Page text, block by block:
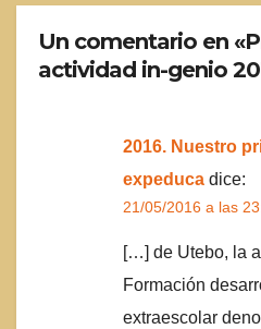
Un comentario en
actividad in-genio
2016. Nuestro
expeduca dice:
21/05/2016 a las
[…] de Utebo, la
Formación
extraescolar